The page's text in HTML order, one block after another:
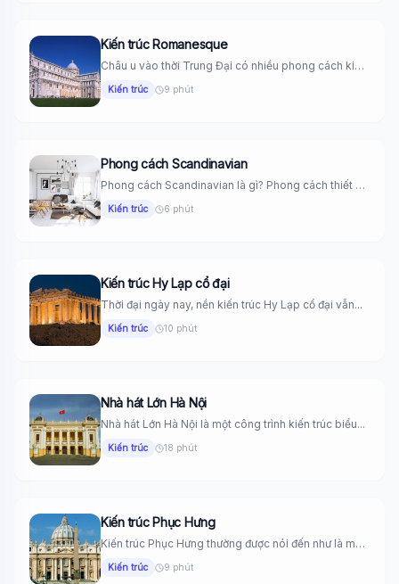
Kiến trúc Romanesque
Châu u vào thời Trung Đại có nhiều phong cách kiến
Kiến trúc 9 phút
Phong cách Scandinavian
Phong cách Scandinavian là gì? Phong cách thiết kế
Kiến trúc 6 phút
Kiến trúc Hy Lạp cổ đại
Thời đại ngày nay, nền kiến trúc Hy Lạp cổ đại vẫn...
Kiến trúc 10 phút
Nhà hát Lớn Hà Nội
Nhà hát Lớn Hà Nội là một công trình kiến trúc biểu...
Kiến trúc 18 phút
Kiến trúc Phục Hưng
Kiến trúc Phục Hưng thường được nói đến như là một
Kiến trúc 9 phút